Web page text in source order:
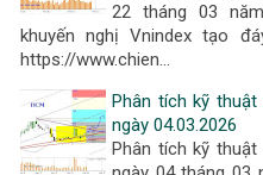
22 tháng 03
khuyến nghị Vnindex tạo
https://www.chien…
Phân tích kỹ thuật
ngày 04.03.2026
Phân tích kỹ thuật